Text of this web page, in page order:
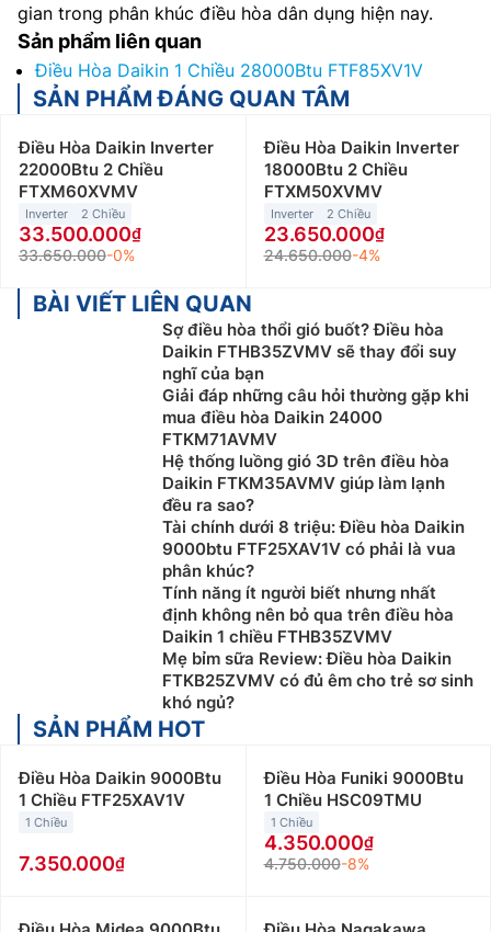
gian trong phân khúc điều hòa dân dụng hiện nay.
Sản phẩm liên quan
Điều Hòa Daikin 1 Chiều 28000Btu FTF85XV1V
SẢN PHẨM ĐÁNG QUAN TÂM
Điều Hòa Daikin Inverter
22000Btu 2 Chiều
FTXM60XVMV
Inverter 2 Chiều
33.500.000
33.650.000-0%
Điều Hòa Daikin Inverter
18000Btu 2 Chiều
FTXM50XVMV
Inverter 2 Chiều
23.650.000
24.650.000-4%
BÀI VIẾT LIÊN QUAN
Sợ điều hòa thổi gió buốt? Điều hòa
Daikin FTHB35ZVMV sẽ thay đổi suy
nghĩ của bạn
Giải đáp những câu hỏi thường gặp khi
mua điều hòa Daikin 24000
FTKM71AVMV
Hệ thống luồng gió 3D trên điều hòa
Daikin FTKM35AVMV giúp làm lạnh
đều ra sao?
Tài chính dưới 8 triệu: Điều hòa Daikin
9000btu FTF25XAV1V có phải là vua
phân khúc?
Tính năng ít người biết nhưng nhất
định không nên bỏ qua trên điều hòa
Daikin 1 chiều FTHB35ZVMV
Mẹ bỉm sữa Review: Điều hòa Daikin
FTKB25ZVMV có đủ êm cho trẻ sơ sinh
khó ngủ?
SẢN PHẨM HOT
Điều Hòa Daikin 9000Btu
1 Chiều FTF25XAV1V
1 Chiều
7.350.000
Điều Hòa Funiki 9000Btu
1 Chiều HSC09TMU
1 Chiều
4.350.000
4.750.000-8%